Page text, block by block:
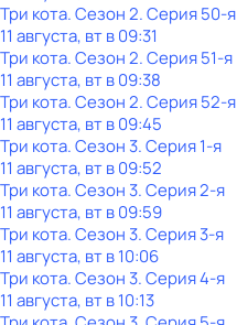
Три кота. Сезон 2. Серия 50-я
11 августа, вт в 09:31
Три кота. Сезон 2. Серия 51-я
11 августа, вт в 09:38
Три кота. Сезон 2. Серия 52-я
11 августа, вт в 09:45
Три кота. Сезон 3. Серия 1-я
11 августа, вт в 09:52
Три кота. Сезон 3. Серия 2-я
11 августа, вт в 09:59
Три кота. Сезон 3. Серия 3-я
11 августа, вт в 10:06
Три кота. Сезон 3. Серия 4-я
11 августа, вт в 10:13